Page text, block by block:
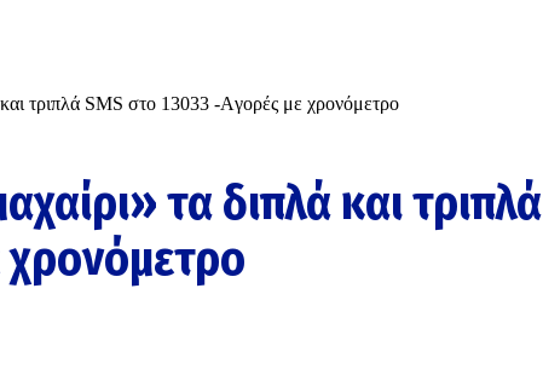
τριπλά SMS στο 13033 -Aγορές με χρονόμετρο
τα διπλά και τριπλά
χρονόμετρο